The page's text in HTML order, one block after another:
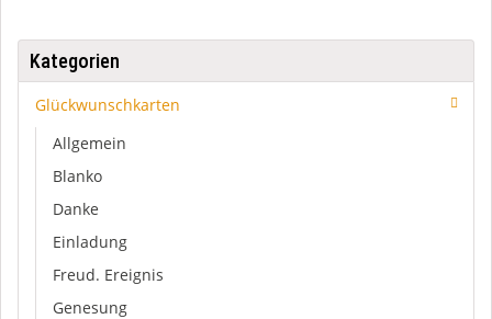
Kategorien
Glückwunschkarten
Allgemein
Blanko
Danke
Einladung
Freud. Ereignis
Genesung